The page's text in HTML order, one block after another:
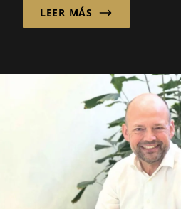
LEER MÁS